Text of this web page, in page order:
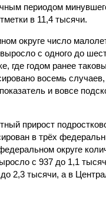
периодом
в 11,4 тысячи.
округе число
с одного до
где годом ранее
восемь
и вовсе
прирост
в трёх
округе
с 937 до 1,1
2,3 тысячи, а в